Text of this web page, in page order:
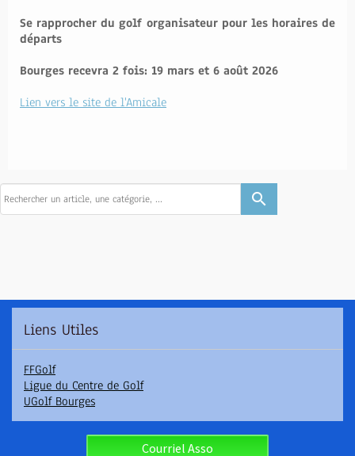
Se rapprocher du golf organisateur pour les horaires de
départs
Bourges recevra 2 fois: 19 mars et 6 août 2026
Lien vers le site de l'Amicale
search
Liens Utiles
FFGolf
Ligue du Centre de Golf
UGolf Bourges
Courriel Asso